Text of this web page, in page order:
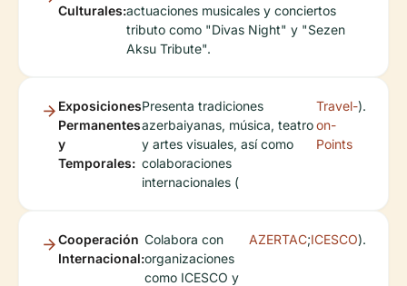
Culturales:actuaciones musicales y conciertos
tributo como "Divas Night" y "Sezen
Aksu Tribute".
Exposiciones
Permanentes
y
Temporales:
Presenta tradiciones
azerbaiyanas, música, teatro
y artes visuales, así como
colaboraciones
internacionales (
Travel-
on-
Points
).
Cooperación
Internacional:
Colabora con
organizaciones
como ICESCO y
AZERTAC;ICESCO).